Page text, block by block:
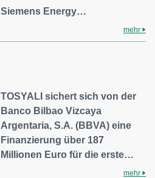
Siemens Energy…
mehr
TOSYALI sichert sich von der
Banco Bilbao Vizcaya
Argentaria, S.A. (BBVA) eine
Finanzierung über 187
Millionen Euro für die erste…
mehr